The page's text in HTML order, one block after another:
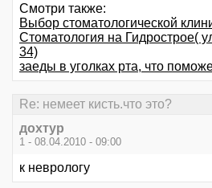
Смотри также:
Выбор стоматологической
Стоматология на Гидрострое(
34)
заеды в уголках рта, что
Re: немеет кисть.что это?
дохтур
1 - 08.04.2010 - 09:00
к неврологу